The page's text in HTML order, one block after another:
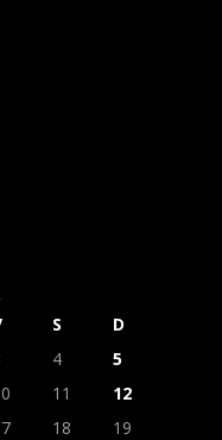
S
D
4
5
11
12
18
19